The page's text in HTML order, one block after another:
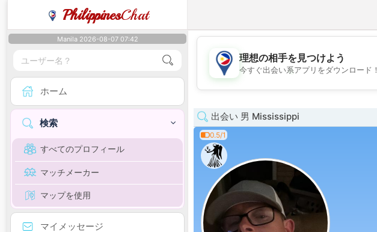
PhilippinesChat
Manila 2026-08-07 07:42
ホーム
検索
すべてのプロフィール
マッチメーカー
マップを使用
マイメッセージ
💖
理想の相手を見つけよう
今すぐ出会い系アプリをダウンロード！
出会い 男 Mississippi
0.5/1